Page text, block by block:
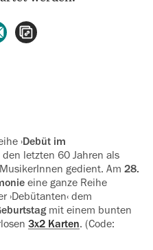
teilen
per E-Mail teilen
›Debüt im
den letzten 60 Jahren als
gedient. Am 28.
eine ganze Reihe
›Debütanten‹ dem
mit einem bunten
3x2 Karten. (Code: